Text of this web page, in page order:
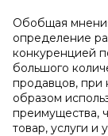
Обобщая
определение
конкуренцией
большого
продавцов, при
образом
преимущества,
товар, услуги и